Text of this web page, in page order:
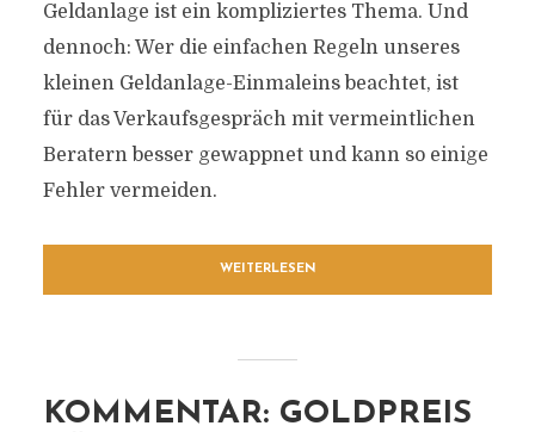
Geldanlage ist ein kompliziertes Thema. Und
dennoch: Wer die einfachen Regeln unseres
kleinen Geldanlage-Einmaleins beachtet, ist
für das Verkaufsgespräch mit vermeintlichen
Beratern besser gewappnet und kann so einige
Fehler vermeiden.
WEITERLESEN
KOMMENTAR: GOLDPREIS